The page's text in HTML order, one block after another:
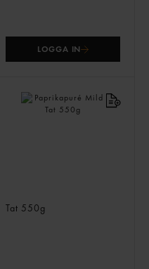
LOGGA IN
Tat 550g